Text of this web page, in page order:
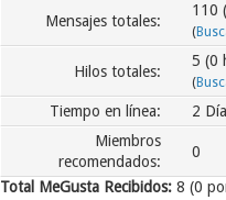
Mensajes totales:
110
(
Hilos totales:
5 (0
(
Tiempo en línea:
2
Miembros
recomendados:
0
Total MeGusta Recibidos: 8 (0